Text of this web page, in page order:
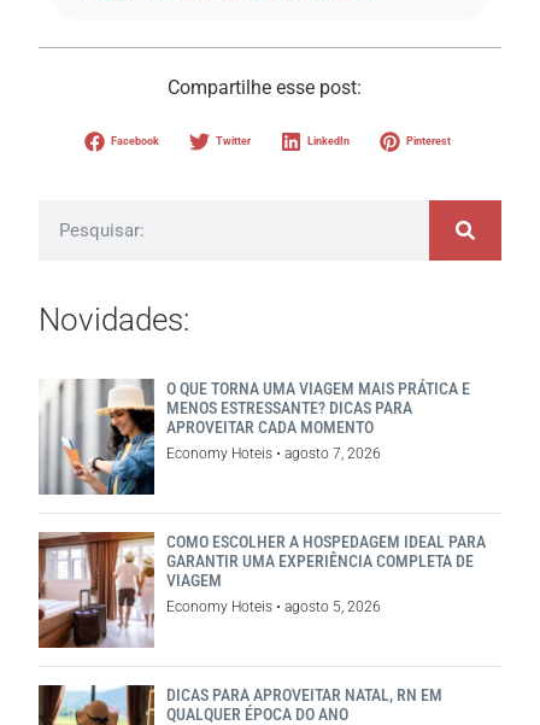
Compartilhe esse post:
Facebook Twitter LinkedIn Pinterest
Novidades:
O QUE TORNA UMA VIAGEM MAIS PRÁTICA E
MENOS ESTRESSANTE? DICAS PARA
APROVEITAR CADA MOMENTO
Economy Hoteis agosto 7, 2026
COMO ESCOLHER A HOSPEDAGEM IDEAL PARA
GARANTIR UMA EXPERIÊNCIA COMPLETA DE
VIAGEM
Economy Hoteis agosto 5, 2026
DICAS PARA APROVEITAR NATAL, RN EM
QUALQUER ÉPOCA DO ANO